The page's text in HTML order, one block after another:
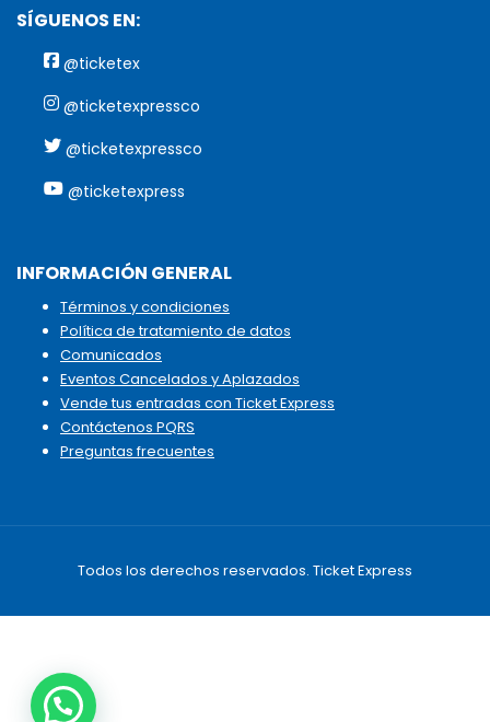
SÍGUENOS EN:
@ticketex
@ticketexpressco
@ticketexpressco
@ticketexpress
INFORMACIÓN GENERAL
Términos y condiciones
Política de tratamiento de datos
Comunicados
Eventos Cancelados y Aplazados
Vende tus entradas con Ticket Express
Contáctenos PQRS
Preguntas frecuentes
Todos los derechos reservados. Ticket Express